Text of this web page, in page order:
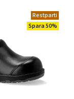
Restparti
Spara 50%